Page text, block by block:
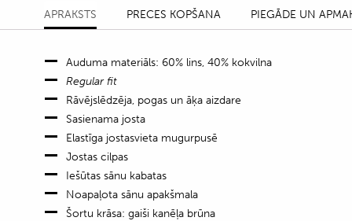
APRAKSTS PRECES KOPŠANA PIEGĀDE UN
Auduma materiāls: 60% lins, 40% kokvilna
Regular fit
Rāvējslēdzēja, pogas un āķa aizdare
Sasienama josta
Elastīga jostasvieta mugurpusē
Jostas cilpas
Iešūtas sānu kabatas
Noapaļota sānu apakšmala
Šortu krāsa: gaiši kanēļa brūna